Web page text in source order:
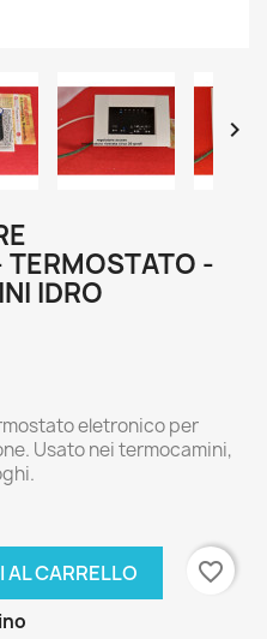

-
IDRO
eletronico per
Usato nei termocamini,
AL CARRELLO
favorite_border